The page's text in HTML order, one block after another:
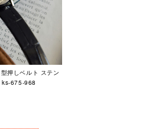
押しベルト ステン
ks-675-968